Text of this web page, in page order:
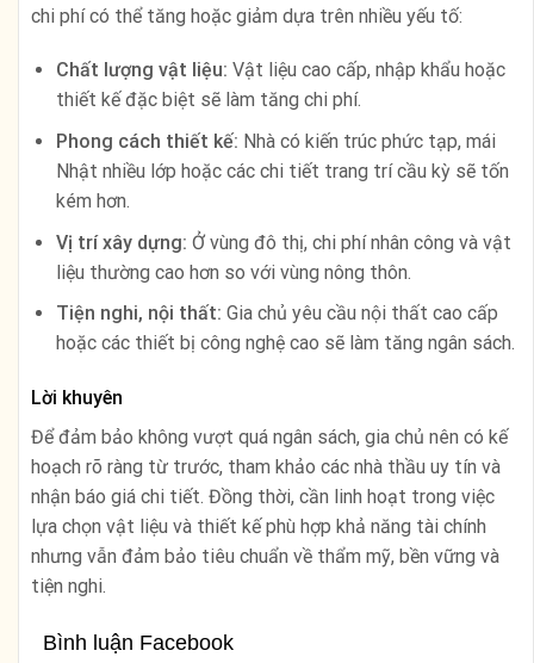
chi phí có thể tăng hoặc giảm dựa trên nhiều yếu tố:
Chất lượng vật liệu: Vật liệu cao cấp, nhập khẩu hoặc
thiết kế đặc biệt sẽ làm tăng chi phí.
Phong cách thiết kế: Nhà có kiến trúc phức tạp, mái
Nhật nhiều lớp hoặc các chi tiết trang trí cầu kỳ sẽ tốn
kém hơn.
Vị trí xây dựng: Ở vùng đô thị, chi phí nhân công và vật
liệu thường cao hơn so với vùng nông thôn.
Tiện nghi, nội thất: Gia chủ yêu cầu nội thất cao cấp
hoặc các thiết bị công nghệ cao sẽ làm tăng ngân sách.
Lời khuyên
Để đảm bảo không vượt quá ngân sách, gia chủ nên có kế
hoạch rõ ràng từ trước, tham khảo các nhà thầu uy tín và
nhận báo giá chi tiết. Đồng thời, cần linh hoạt trong việc
lựa chọn vật liệu và thiết kế phù hợp khả năng tài chính
nhưng vẫn đảm bảo tiêu chuẩn về thẩm mỹ, bền vững và
tiện nghi.
Bình luận Facebook